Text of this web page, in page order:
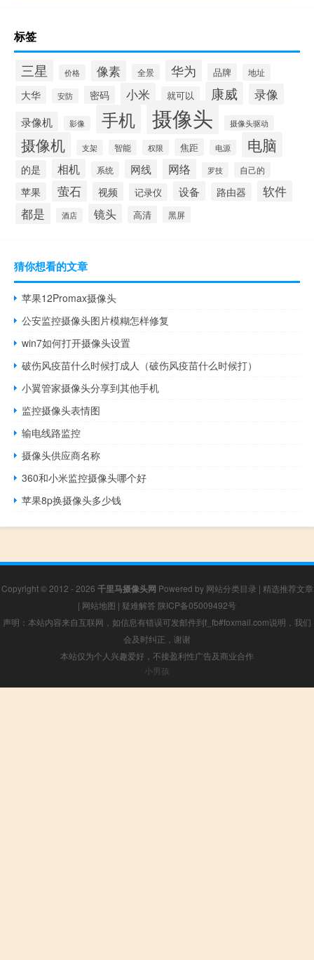
标签
三星 价格 像素 全景 华为 品牌 地址
大华 安防 密码 小米 就可以 康威 录像
录像机 影像 手机 摄像头 摄像头驱动
摄像机 支架 智能 权限 焦距 电源 电脑
的是 相机 系统 网线 网络 罗技 自己的
苹果 萤石 视频 记录仪 设备 路由器
软件
都是
酒店 镜头 高清 黑屏
猜你想看的文章
苹果12Promax摄像头
公安监控摄像头图片模糊怎样修复
win7如何打开摄像头设置
破伤风疫苗什么时候打成人（破伤风疫苗什么时候打）
小翼管家摄像头分享到其他手机
监控摄像头表情图
输电线路监控
摄像头供应商名称
360和小米监控摄像头哪个好
苹果8p换摄像头多少钱
Copyright © 2012 - 2026 千里马摄像头网 Powered by 网站分类目录 | 精选推荐文章
| 网站地图 | 疑难解答 陕ICP备05009492号
声明：本站内容来自互联网，如信息有错误可发邮件到f_fb#foxmail.com说明，我们
会及时纠正，谢谢
本站仅为个人兴趣爱好，不接盈利性广告及商业合作
小男孩